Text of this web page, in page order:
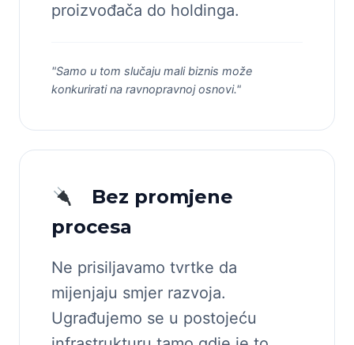
proizvođača do holdinga.
"Samo u tom slučaju mali biznis može
konkurirati na ravnopravnoj osnovi."
Bez promjene
procesa
Ne prisiljavamo tvrtke da
mijenjaju smjer razvoja.
Ugrađujemo se u postojeću